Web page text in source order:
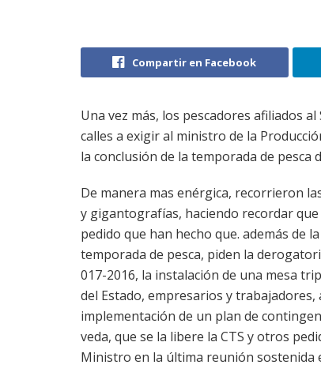
Compartir en Facebook
Una vez más, los pescadores afiliados
calles a exigir al ministro de la
la conclusión de la temporada de pesca
De manera mas enérgica, recorrieron
y gigantografías, haciendo recordar
pedido que han hecho que. además de
temporada de pesca, piden la
017-2016, la instalación de una mesa
del Estado, empresarios y trabajadores,
implementación de un plan de
veda, que se la libere la CTS y otros
Ministro en la última reunión sostenida